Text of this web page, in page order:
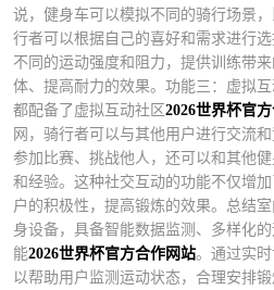
说，健身车可以模拟不同的骑行场景
行者可以根据自己的喜好和需求进行
不同的运动强度和阻力，提供训练带
体、提高耐力的效果。功能三：虚拟
都配备了虚拟互动社区2026世界杯官
网，骑行者可以与其他用户进行交流
参加比赛、挑战他人，还可以和其他
和经验。这种社交互动的功能不仅增
户的积极性，提高锻炼的效果。总结
身设备，具备智能数据监测、多样化
能2026世界杯官方合作网站。通过实
以帮助用户监测运动状态，合理安排